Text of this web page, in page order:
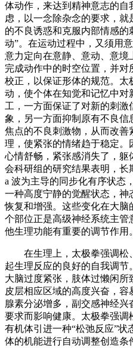
体动作，来达到精神意志的
虑，以一念除杂念的要求，
的不良诱惑和克服内部情感的
动”。在运动过程中，又须用
意力定向在意静、意动、意
完成动作中的时空位置，并
校正，以保证形体的规范。
动，使个体在知觉和记忆中
工，一方面保证了对新的刺
象，另一方面抑制原有不良
焦点的不良刺激物，从而改
理，使紧张的情绪趋于稳定。
心情舒畅，紧张感消失了，
会科研组的研究结果表明，长
a 波为主导的同步化有序状态
一种高度宁静的觉醒状态，
恢复和增强。这些变化在大
个部位正是高级神经系统主
他生理功能有重要的调节作用。
在生理上，太极拳强调松
起生理反应的良好的自我调
大脑过度紧张，肢体过懒闲
皮层相应区域的高度兴奋，
腺素分泌增多，副交感神经
要求而影响健康。太极拳强
有机体引进一种“松弛反应”
体的机能进行自动调整创造